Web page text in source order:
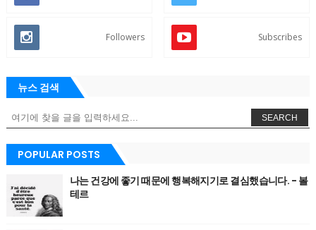
Followers Subscribes
뉴스 검색
SEARCH
POPULAR POSTS
나는 건강에 좋기 때문에 행복해지기로 결심했습니다. - 볼
테르